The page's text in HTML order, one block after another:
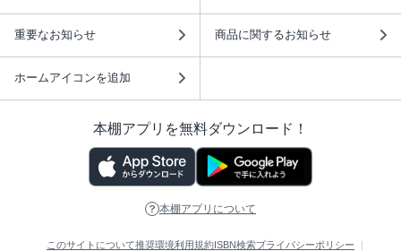
重要なお知らせ 商品に関するお知らせ
ホームアイコンを追加
本棚アプリを無料ダウンロード！
本棚アプリについて
このサイトについて推奨環境利用規約 ISBN検索プライバシーポリシー